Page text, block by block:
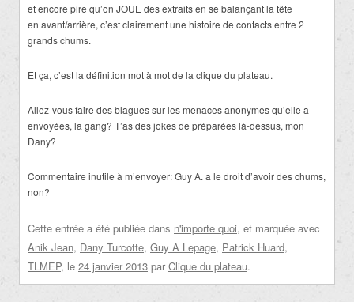
et encore pire qu’on JOUE des extraits en se balançant la tête
en avant/arrière, c’est clairement une histoire de contacts entre 2
grands chums.
Et ça, c’est la définition mot à mot de la clique du plateau.
Allez-vous faire des blagues sur les menaces anonymes qu’elle a
envoyées, la gang? T’as des jokes de préparées là-dessus, mon
Dany?
Commentaire inutile à m’envoyer: Guy A. a le droit d’avoir des chums,
non?
Cette entrée a été publiée dans n'importe quoi, et marquée avec
Anik Jean, Dany Turcotte, Guy A Lepage, Patrick Huard,
TLMEP, le 24 janvier 2013 par Clique du plateau.